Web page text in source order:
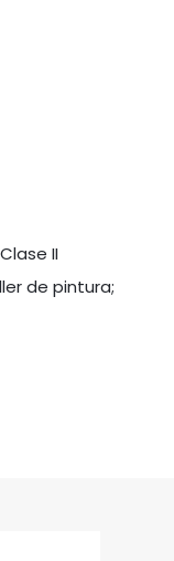
II
de pintura;